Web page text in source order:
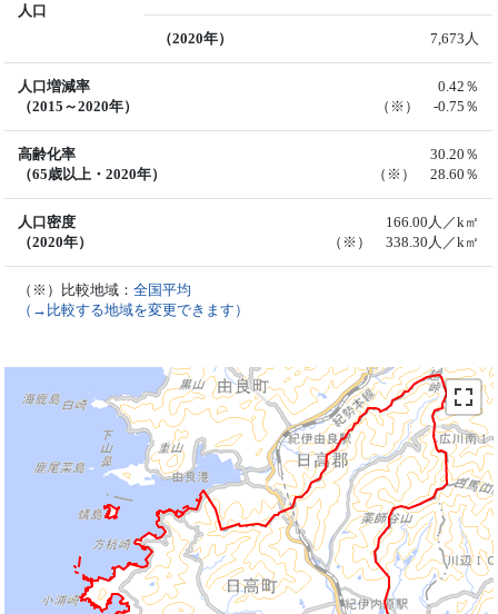
人口
（2020年） 7,673人
人口増減率
（2015～2020年）
0.42％
（※） -0.75％
高齢化率
（65歳以上・2020年）
30.20％
（※） 28.60％
人口密度
（2020年）
166.00人／k㎡
（※） 338.30人／k㎡
（※）比較地域：全国平均
（→比較する地域を変更できます）